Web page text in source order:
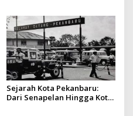
Sejarah Kota Pekanbaru:
Dari Senapelan Hingga Kota